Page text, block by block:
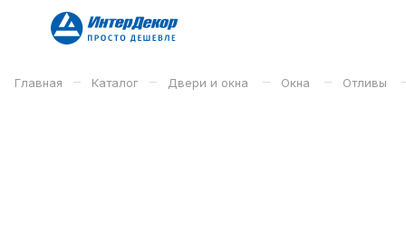
Главная – Каталог – Двери и окна – Окна – Отливы